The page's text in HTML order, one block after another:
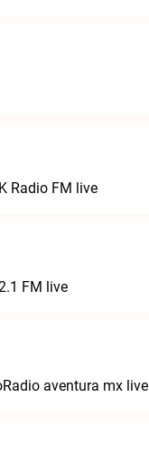
Radio FM live
FM live
aventura mx live